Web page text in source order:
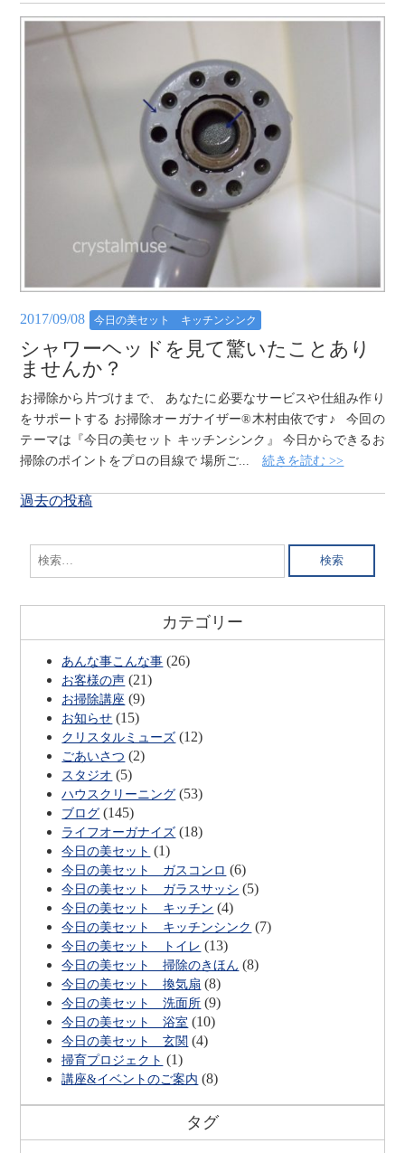
2017/09/08 今日の美セット キッチンシンク
シャワーヘッドを見て驚いたことあり
ませんか？
お掃除から片づけまで、 あなたに必要なサービスや仕組み作り
をサポートする お掃除オーガナイザー®木村由依です♪ 今回の
テーマは『今日の美セット キッチンシンク』 今日からできるお
掃除のポイントをプロの目線で 場所ご...続きを読む >>
投
ナ
ビ
ー
シ
過去の投稿
検
索:
カテゴリー
あんな事こんな事 (26)
お客様の声 (21)
お掃除講座 (9)
お知らせ (15)
クリスタルミューズ (12)
ごあいさつ (2)
スタジオ (5)
ハウスクリーニング (53)
ブログ (145)
ライフオーガナイズ (18)
今日の美セット (1)
今日の美セット ガスコンロ (6)
今日の美セット ガラスサッシ (5)
今日の美セット キッチン (4)
今日の美セット キッチンシンク (7)
今日の美セット トイレ (13)
今日の美セット 掃除のきほん (8)
今日の美セット 換気扇 (8)
今日の美セット 洗面所 (9)
今日の美セット 浴室 (10)
今日の美セット 玄関 (4)
掃育プロジェクト (1)
講座&イベントのご案内 (8)
タグ